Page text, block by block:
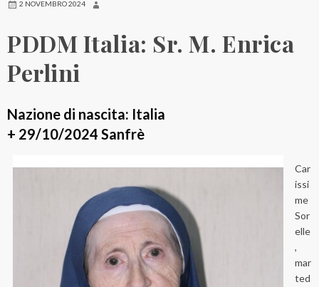
2 NOVEMBRO 2024
PDDM Italia: Sr. M. Enrica
Perlini
Nazione di nascita: Italia
+ 29/10/2024 Sanfrè
Car
issi
me
Sor
elle
,
mar
ted